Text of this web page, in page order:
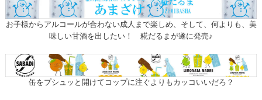
お子様からアルコールが合わない成人まで楽しめ、そして、何よりも、美
味しい甘酒を出したい！ 糀だるまが遂に発売♪
缶をプシュッと開けてコップに注ぐよりもカッコいいだろ？